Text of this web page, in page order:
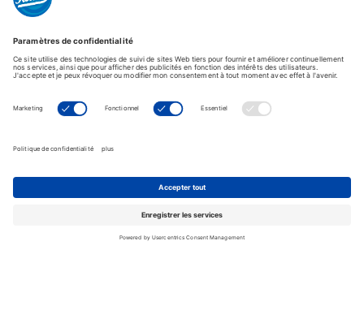
Contact
Contactez-nous
Profil de compte